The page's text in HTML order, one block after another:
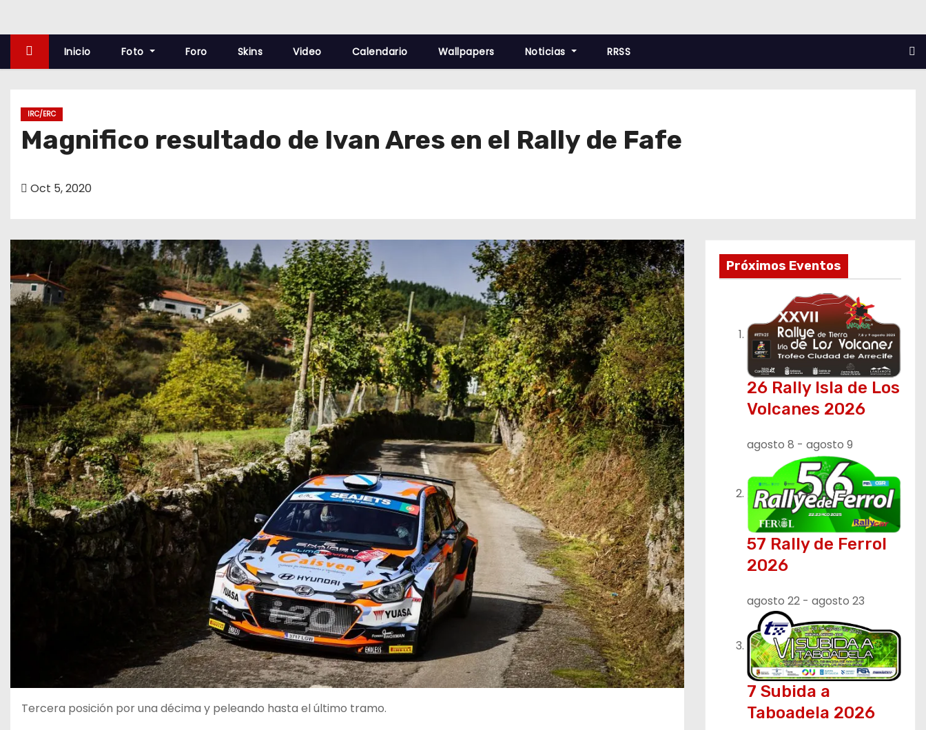
Inicio Foto Foro Skins Video Calendario Wallpapers Noticias RRSS
IRC/ERC
Magnifico resultado de Ivan Ares en el Rally de Fafe
Oct 5, 2020
Tercera posición por una décima y peleando hasta el último tramo.
Próximos Eventos
26 Rally Isla de Los
Volcanes 2026
agosto 8 - agosto 9
57 Rally de Ferrol
2026
agosto 22 - agosto 23
7 Subida a
Taboadela 2026